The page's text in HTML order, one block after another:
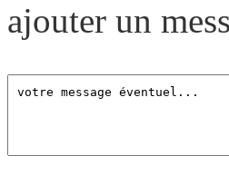
ajouter un